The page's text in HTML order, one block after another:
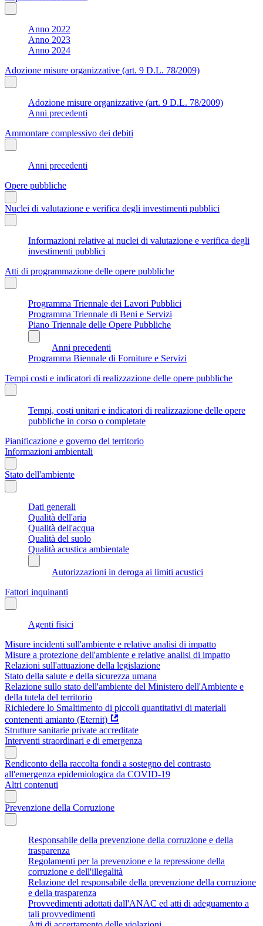
Anno 2022
Anno 2023
Anno 2024
Adozione misure organizzative (art. 9 D.L. 78/2009)
Adozione misure organizzative (art. 9 D.L. 78/2009)
Anni precedenti
Ammontare complessivo dei debiti
Anni precedenti
Opere pubbliche
Nuclei di valutazione e verifica degli investimenti pubblici
Informazioni relative ai nuclei di valutazione e verifica degli
investimenti pubblici
Atti di programmazione delle opere pubbliche
Programma Triennale dei Lavori Pubblici
Programma Triennale di Beni e Servizi
Piano Triennale delle Opere Pubbliche
Anni precedenti
Programma Biennale di Forniture e Servizi
Tempi costi e indicatori di realizzazione delle opere pubbliche
Tempi, costi unitari e indicatori di realizzazione delle opere
pubbliche in corso o completate
Pianificazione e governo del territorio
Informazioni ambientali
Stato dell'ambiente
Dati generali
Qualità dell'aria
Qualità dell'acqua
Qualità del suolo
Qualità acustica ambientale
Autorizzazioni in deroga ai limiti acustici
Fattori inquinanti
Agenti fisici
Misure incidenti sull'ambiente e relative analisi di impatto
Misure a protezione dell'ambiente e relative analisi di impatto
Relazioni sull'attuazione della legislazione
Stato della salute e della sicurezza umana
Relazione sullo stato dell'ambiente del Ministero dell'Ambiente e
della tutela del territorio
Richiedere lo Smaltimento di piccoli quantitativi di materiali
contenenti amianto (Eternit)
Strutture sanitarie private accreditate
Interventi straordinari e di emergenza
Rendiconto della raccolta fondi a sostegno del contrasto
all'emergenza epidemiologica da COVID-19
Altri contenuti
Prevenzione della Corruzione
Responsabile della prevenzione della corruzione e della
trasparenza
Regolamenti per la prevenzione e la repressione della
corruzione e dell'illegalità
Relazione del responsabile della prevenzione della corruzione
e della trasparenza
Provvedimenti adottati dall'ANAC ed atti di adeguamento a
tali provvedimenti